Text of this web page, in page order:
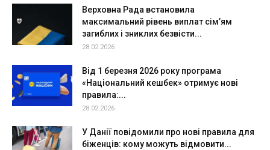
Верховна Рада встановила
максимальний рівень виплат сім’ям
загиблих і зниклих безвісти...
28.02.2026
Від 1 березня 2026 року програма
«Національний кешбек» отримує нові
правила:...
28.02.2026
У Данії повідомили про нові правила для
біженців: кому можуть відмовити...